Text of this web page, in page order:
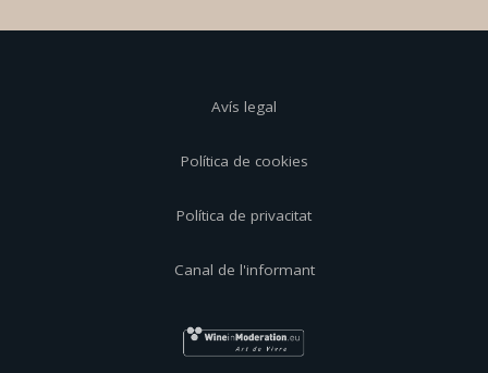
Avís legal
Política de cookies
Política de privacitat
Canal de l'informant